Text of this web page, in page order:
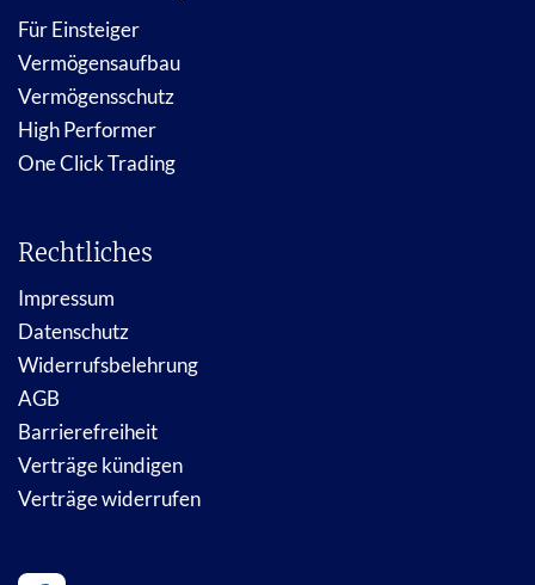
Für Einsteiger
Vermögensaufbau
Vermögensschutz
High Performer
One Click Trading
Rechtliches
Impressum
Datenschutz
Widerrufsbelehrung
AGB
Barrierefreiheit
Verträge kündigen
Verträge widerrufen